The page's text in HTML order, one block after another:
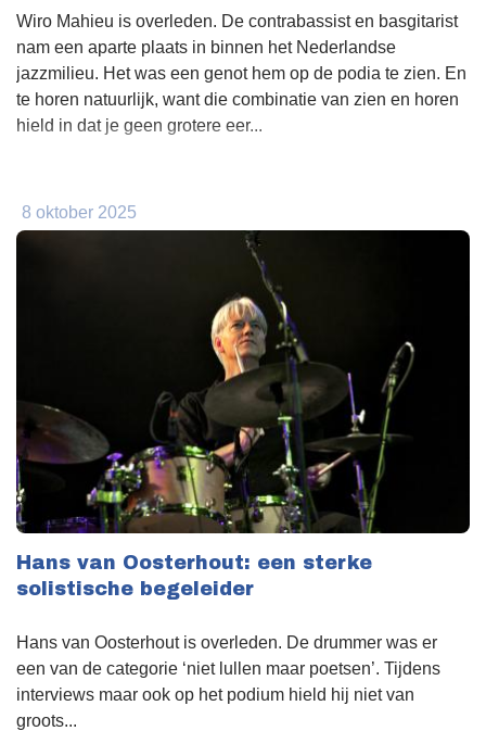
Wiro Mahieu is overleden. De contrabassist en basgitarist
nam een aparte plaats in binnen het Nederlandse
jazzmilieu. Het was een genot hem op de podia te zien. En
te horen natuurlijk, want die combinatie van zien en horen
hield in dat je geen grotere eer...
8 oktober 2025
Hans van Oosterhout: een sterke
solistische begeleider
Hans van Oosterhout is overleden. De drummer was er
een van de categorie ‘niet lullen maar poetsen’. Tijdens
interviews maar ook op het podium hield hij niet van
groots...